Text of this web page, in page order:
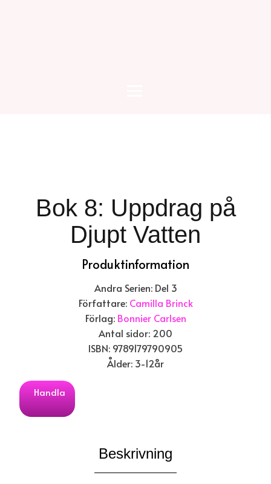
Bok 8: Uppdrag på
Djupt Vatten
Produktinformation
Andra Serien: Del 3
Författare: Camilla Brinck
Förlag: Bonnier Carlsen
Antal sidor: 200
ISBN: 9789179790905
Ålder: 3-12år
Handla
Beskrivning